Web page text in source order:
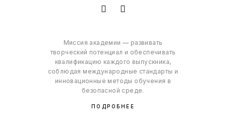
Миссия академии — развивать
творческий потенциал и обеспечивать
квалификацию каждого выпускника,
соблюдая международные стандарты и
инновационные методы обучения в
безопасной среде.
ПОДРОБНЕЕ